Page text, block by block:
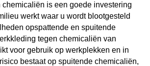
is een goede investering
werkt waar u wordt blootgesteld
opspattende en spuitende
tegen chemicaliën van
voor gebruik op werkplekken en in
bestaat op spuitende chemicaliën,